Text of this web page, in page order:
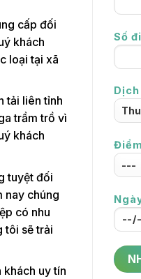
cấp đối
khách
loại tại xã
tải liên tỉnh
trầm trồ vì
khách
tuyệt đối
chúng
có nhu
tôi sẽ trải
khách uy tín
Số
Dịch